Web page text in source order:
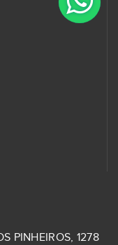
PINHEIROS, 1278